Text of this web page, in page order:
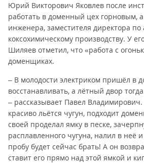
Юрий Викторович Яковлев после
работать в доменный цех горновым,
инженера, заместителя директора
коксохимическому производству. У
Шиляев отметил, что «работа с
доменщиках.
– В молодости электриком пришёл в
восстанавливать, а лётный двор
– рассказывает Павел
красиво льётся чугун, подходит
своей проделал ямку в песке,
расплавленного чугуна, налил в неё
пробу будет сейчас брать! А он
ставит его прямо над этой ямкой и